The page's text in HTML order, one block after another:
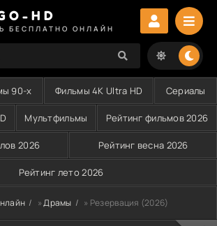
HD
БЕСПЛАТНО ОНЛАЙН
90-х Фильмы 4K Ultra HD Сериалы
Мультфильмы Рейтинг фильмов 2026
2026 Рейтинг весна 2026
Рейтинг лето 2026
»Драмы » Резервация (2026)